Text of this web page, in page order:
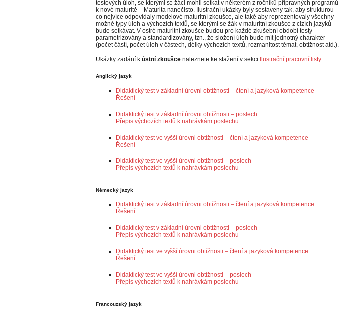
testových úloh, se kterými se žáci mohli setkat v některém z ročníků přípravných programů
k nové maturitě – Maturita nanečisto. Ilustrační ukázky byly sestaveny tak, aby strukturou
co nejvíce odpovídaly modelové maturitní zkoušce, ale také aby reprezentovaly všechny
možné typy úloh a výchozích textů, se kterými se žák v maturitní zkoušce z cizích jazyků
bude setkávat. V ostré maturitní zkoušce budou pro každé zkušební období testy
parametrizovány a standardizovány, tzn., že složení úloh bude mít jednotný charakter
(počet částí, počet úloh v částech, délky výchozích textů, rozmanitost témat, obtížnost atd.).
Ukázky zadání k ústní zkoušce naleznete ke stažení v sekci Ilustrační pracovní listy.
Anglický jazyk
Didaktický test v základní úrovni obtížnosti – čtení a jazyková kompetence
Řešení
Didaktický test v základní úrovni obtížnosti – poslech
Přepis výchozích textů k nahrávkám poslechu
Didaktický test ve vyšší úrovni obtížnosti – čtení a jazyková kompetence
Řešení
Didaktický test ve vyšší úrovni obtížnosti – poslech
Přepis výchozích textů k nahrávkám poslechu
Německý jazyk
Didaktický test v základní úrovni obtížnosti – čtení a jazyková kompetence
Řešení
Didaktický test v základní úrovni obtížnosti – poslech
Přepis výchozích textů k nahrávkám poslechu
Didaktický test ve vyšší úrovni obtížnosti – čtení a jazyková kompetence
Řešení
Didaktický test ve vyšší úrovni obtížnosti – poslech
Přepis výchozích textů k nahrávkám poslechu
Francouzský jazyk